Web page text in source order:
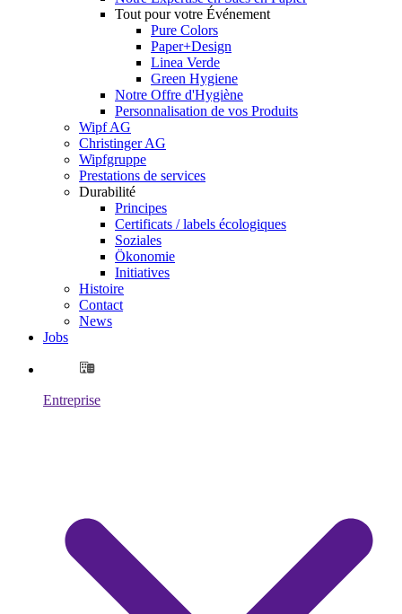
Tout pour votre Événement
Pure Colors
Paper+Design
Linea Verde
Green Hygiene
Notre Offre d'Hygiène
Personnalisation de vos Produits
Wipf AG
Christinger AG
Wipfgruppe
Prestations de services
Durabilité
Principes
Certificats / labels écologiques
Soziales
Ökonomie
Initiatives
Histoire
Contact
News
Jobs
Entreprise